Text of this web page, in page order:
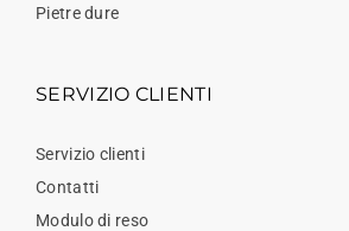
Pietre dure
SERVIZIO CLIENTI
Servizio clienti
Contatti
Modulo di reso